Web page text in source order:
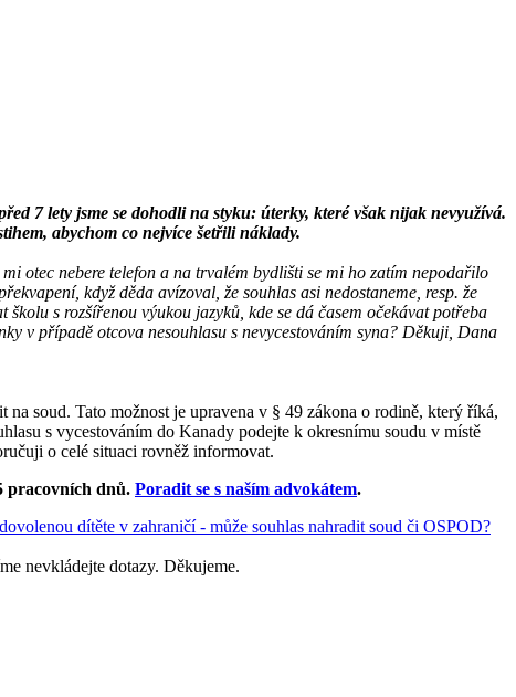
7 lety jsme se dohodli na styku: úterky, které však nijak nevyužívá.
abychom co nejvíce šetřili náklady.
otec nebere telefon a na trvalém bydlišti se mi ho zatím nepodařilo
když děda avízoval, že souhlas asi nedostaneme, resp. že
s rozšířenou výukou jazyků, kde se dá časem očekávat potřeba
v případě otcova nesouhlasu s nevycestováním syna? Děkuji, Dana
soud. Tato možnost je upravena v § 49 zákona o rodině, který říká,
s vycestováním do Kanady podejte k okresnímu soudu v místě
o celé situaci rovněž informovat.
pracovních dnů. Poradit se s naším advokátem.
dítěte v zahraničí - může souhlas nahradit soud či OSPOD?
nevkládejte dotazy. Děkujeme.